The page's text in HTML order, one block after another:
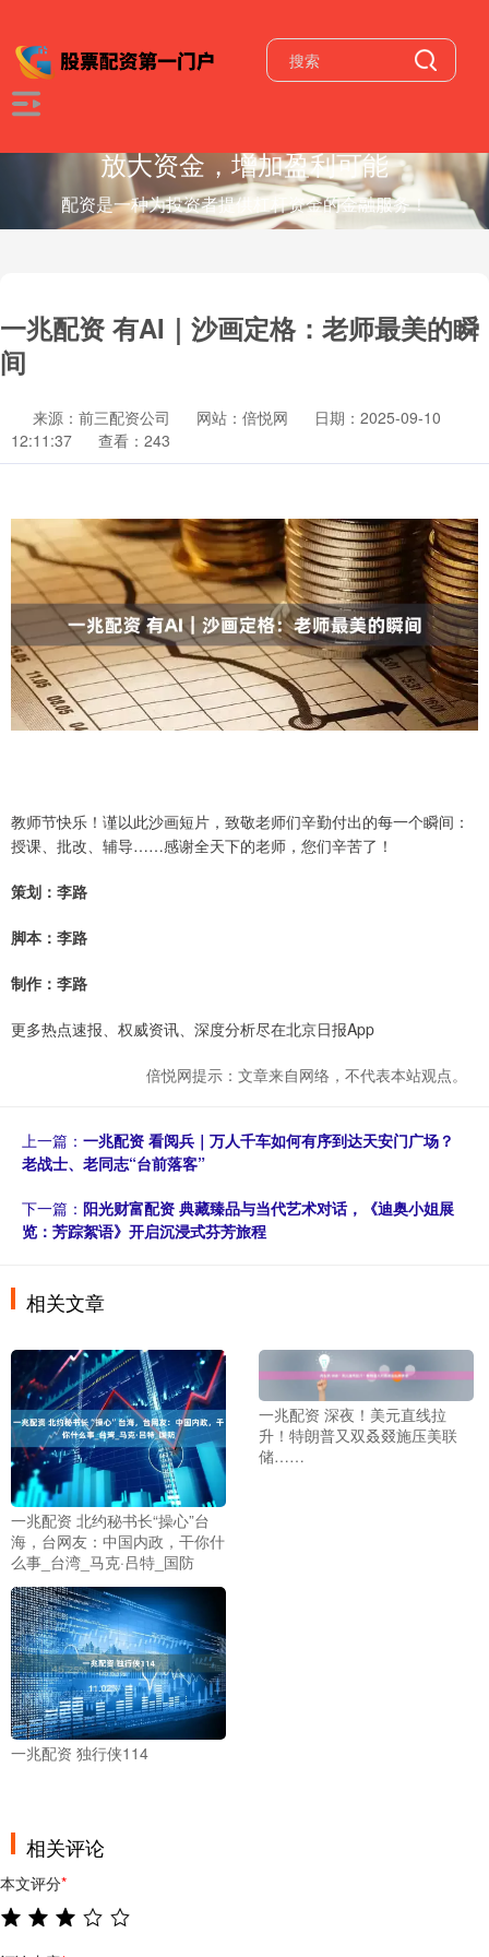
放大资金，增加盈利可能
配资是一种为投资者提供杠杆资金的金融服务！
一兆配资 有AI｜沙画定格：老师最美的瞬
间
来源：前三配资公司 网站：倍悦网
日期：2025-09-10
12:11:37
查看：243
教师节快乐！谨以此沙画短片，致敬老师们辛勤付出的每一个瞬间：
授课、批改、辅导……感谢全天下的老师，您们辛苦了！
策划：李路
脚本：李路
制作：李路
更多热点速报、权威资讯、深度分析尽在北京日报App
倍悦网提示：文章来自网络，不代表本站观点。
上一篇： 一兆配资 看阅兵｜万人千车如何有序到达天安门广场？
老战士、老同志“台前落客”
下一篇： 阳光财富配资 典藏臻品与当代艺术对话，《迪奥小姐展
览：芳踪絮语》开启沉浸式芬芳旅程
相关文章
一兆配资 北约秘书长“操心”台
海，台网友：中国内政，干你什
么事_台湾_马克·吕特_国防
一兆配资 深夜！美元直线拉
升！特朗普又双叒叕施压美联
储……
一兆配资 独行侠114
相关评论
本文评分*